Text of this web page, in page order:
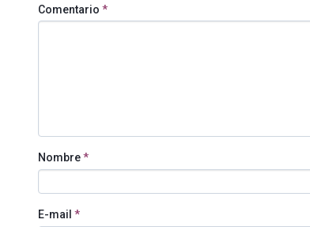
Comentario *
Nombre*
E-mail *